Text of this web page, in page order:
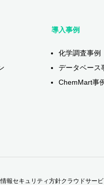
導入事例
化学調査事例
データベース
ChemMart事
情報セキュリティ方針クラウドサー